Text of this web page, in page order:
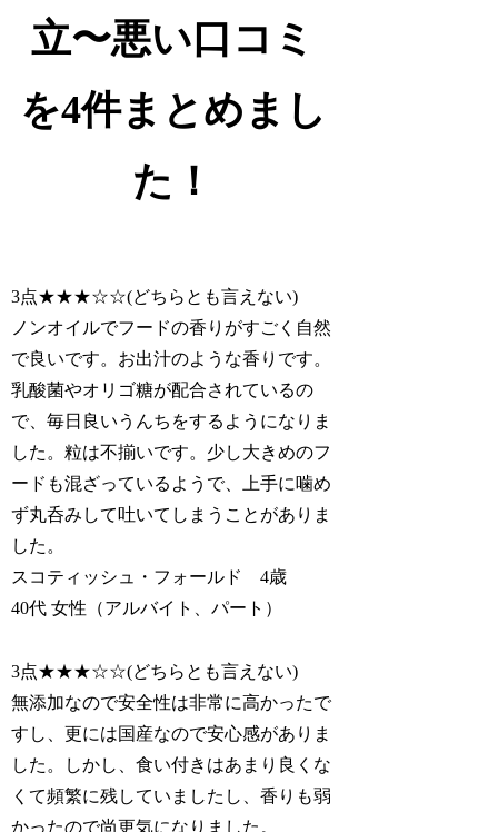
立〜悪い口コミ
を4件まとめまし
た！
3点★★★☆☆(どちらとも言えない)
ノンオイルでフードの香りがすごく自然
で良いです。お出汁のような香りです。
乳酸菌やオリゴ糖が配合されているの
で、毎日良いうんちをするようになりま
した。粒は不揃いです。少し大きめのフ
ードも混ざっているようで、
上手に噛め
ず丸呑みして吐いてしまう ことがありま
した。
スコティッシュ・フォールド 4歳
40代 女性（アルバイト、パート）
3点★★★☆☆(どちらとも言えない)
無添加なので安全性は非常に高かったで
すし、更には国産なので安心感がありま
した。しかし、食い付きはあまり良くな
くて頻繁に残していましたし、香りも弱
かったので尚更気になりました。